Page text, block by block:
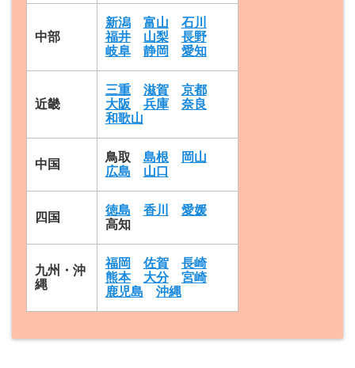
中部
新潟 富山
石川
福井
山梨
長野
岐阜
静岡 愛知
近畿
三重 滋賀
京都
大阪
兵庫
奈良
和歌山
中国
鳥取 島根
岡山
広島
山口
四国
徳島 香川
愛媛
高知
九州・沖
縄
福岡 佐賀
長崎
熊本
大分
宮崎
鹿児島
沖縄